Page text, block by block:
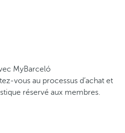
MyBarceló
vous au processus d’achat et
réservé aux membres.